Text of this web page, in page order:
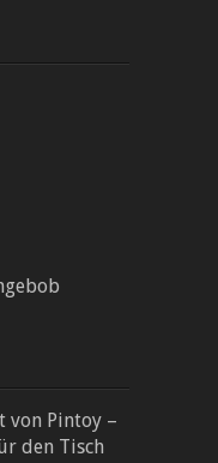
von Pintoy –
den Tisch